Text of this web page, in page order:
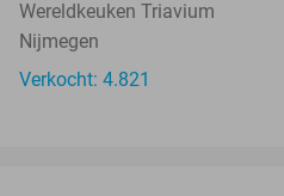
Wereldkeuken Triavium
Nijmegen
Verkocht: 4.821